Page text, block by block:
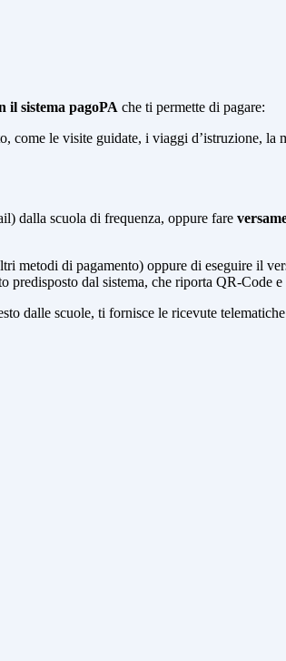
il sistema pagoPA che ti permette di pagare:
le visite guidate, i viaggi d’istruzione, la
dalla scuola di frequenza, oppure fare
metodi di pagamento) oppure di eseguire il
dal sistema, che riporta QR-Code
dalle scuole, ti fornisce le ricevute